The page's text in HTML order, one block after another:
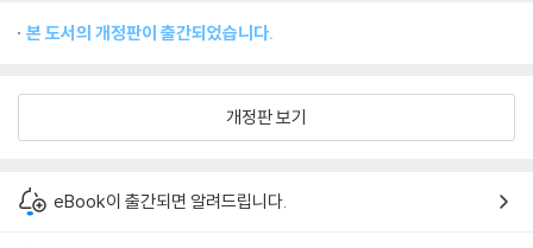
본 도서의 개정판이 출간되었습니다.
개정판 보기
eBook이 출간되면 알려드립니다.